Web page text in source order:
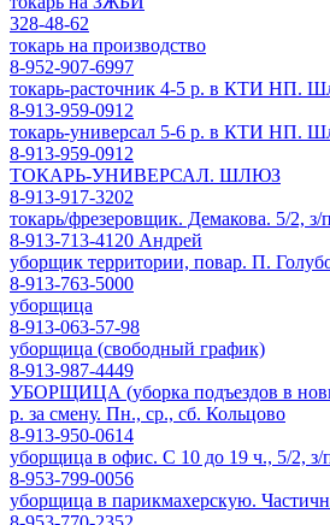
328-48-62
токарь на производство
8-952-907-6997
токарь-расточник 4-5 р. в КТИ НП.
8-913-959-0912
токарь-универсал 5-6 р. в КТИ НП.
8-913-959-0912
ТОКАРЬ-УНИВЕРСАЛ. ШЛЮЗ
8-913-917-3202
токарь/фрезеровщик. Демакова. 5/2, з/
8-913-713-4120 Андрей
уборщик территории, повар. П.
8-913-763-5000
уборщица
8-913-063-57-98
уборщица (свободный график)
8-913-987-4449
УБОРЩИЦА (уборка подъездов в
р. за смену. Пн., ср., сб. Кольцово
8-913-950-0614
уборщица в офис. С 10 до 19 ч., 5/2,
8-953-799-0056
уборщица в парикмахерскую.